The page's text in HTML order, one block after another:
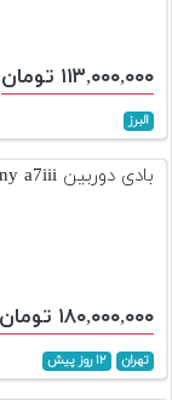
۱۱۳,۰۰۰,۰۰۰ تومان
البرز
بادی دوربین sony a7iii
۱۸۰,۰۰۰,۰۰۰ تومان
تهران ۱۲ روز پیش